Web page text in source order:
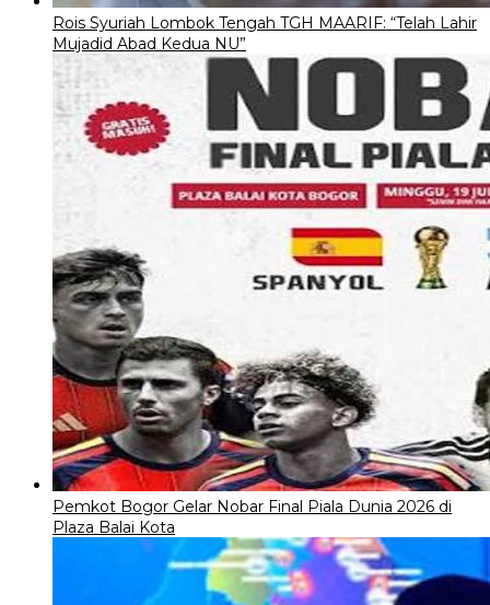
Rois Syuriah Lombok Tengah TGH MAARIF: “Telah Lahir
Mujadid Abad Kedua NU”
Pemkot Bogor Gelar Nobar Final Piala Dunia 2026 di
Plaza Balai Kota